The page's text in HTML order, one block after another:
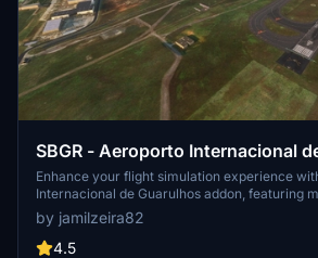
SBGR - Aeroporto Internacional
Enhance your flight simulation experience
Internacional de Guarulhos addon, featuring
for proper functionality, including Paterborn
update. These essential downloads are
Microsoft Marketplace. Consider supporting
by jamilzeira82
4.5